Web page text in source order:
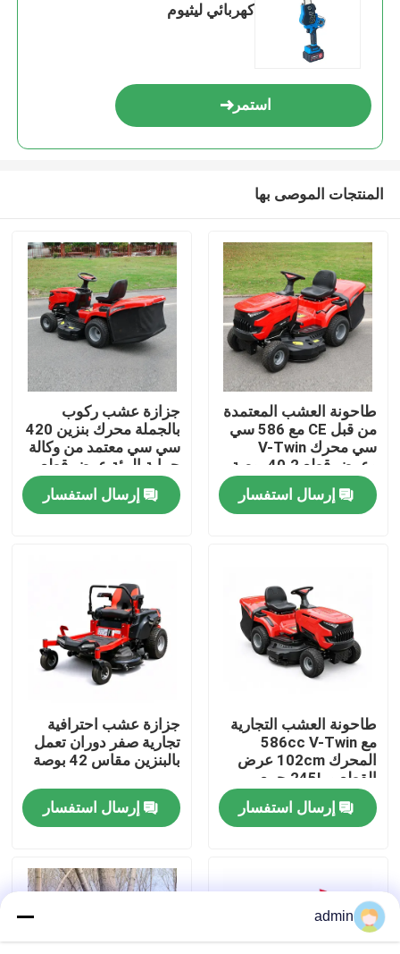
المنزل
المنتجات
عرض المصنع
اتصل بنا
اطلب اقتباس
بالمنشار البنزين
منشار صغير محمول باليد
منشار كهربائي
كهربائي ليثيوم
استمر
المنتجات الموصى بها
طاحونة العشب المعتمدة
من قبل CE مع 586 سي
سي محرك V-Twin
وعرض قطع 40.2 بوصة
مصطاد العشب
إرسال استفسار
جزازة عشب ركوب
بالجملة محرك بنزين 420
سي سي معتمد من وكالة
حماية البيئة عرض قطع
38 بوصة دعم مصنعي
المعدات الأصلية
إرسال استفسار
طاحونة العشب التجارية
مع 586cc V-Twin
المحرك 102cm عرض
القطع و 245L جمع
العشب
إرسال استفسار
جزازة عشب احترافية
تجارية صفر دوران تعمل
بالبنزين مقاس 42 بوصة
إرسال استفسار
admin